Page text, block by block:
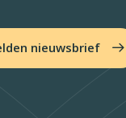
nieuwsbrief